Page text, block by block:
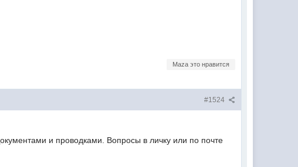
Maza это нравится
#1524
и проводками. Вопросы в личку или по почте